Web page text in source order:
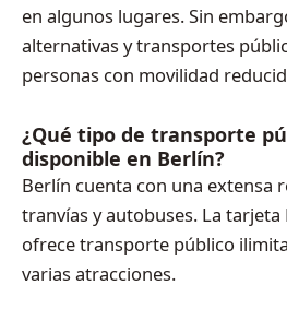
en algunos lugares. Sin
alternativas y transportes
personas con movilidad
¿Qué tipo de transporte
disponible en Berlín?
Berlín cuenta con una extensa
tranvías y autobuses. La tarjeta
ofrece transporte público
varias atracciones.